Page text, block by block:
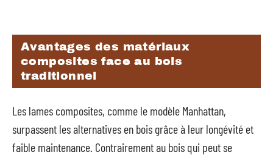
Avantages des matériaux
composites face au bois
traditionnel
Les lames composites, comme le modèle Manhattan,
surpassent les alternatives en bois grâce à leur longévité et
faible maintenance. Contrairement au bois qui peut se